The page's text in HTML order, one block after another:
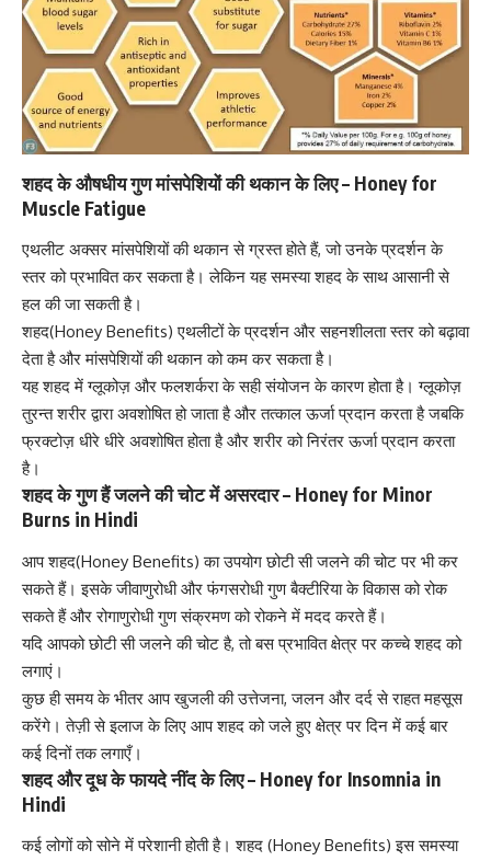
शहद के औषधीय गुण मांसपेशियों की थकान के लिए – Honey for
Muscle Fatigue
एथलीट अक्सर मांसपेशियों की थकान से ग्रस्त होते हैं, जो उनके प्रदर्शन के
स्तर को प्रभावित कर सकता है। लेकिन यह समस्या शहद के साथ आसानी से
हल की जा सकती है।
शहद(Honey Benefits) एथलीटों के प्रदर्शन और सहनशीलता स्तर को बढ़ावा
देता है और मांसपेशियों की थकान को कम कर सकता है।
यह शहद मेंग्लूकोज़ और फलशर्करा के सही संयोजन के कारण होता है।ग्लूकोज़
तुरन्त शरीर द्वारा अवशोषित हो जाता है और तत्काल ऊर्जा प्रदान करता है जबकि
फ्रक्टोज़ धीरे धीरे अवशोषित होता है और शरीर को निरंतर ऊर्जा प्रदान करता
है।
शहद के गुण हैं जलने की चोट में असरदार – Honey for Minor
Burns in Hindi
आप शहद(Honey Benefits) का उपयोग छोटी सी जलने की चोट पर भी कर
सकते हैं। इसके जीवाणुरोधी और फंगसरोधी गुणबैक्टीरियाके विकास को रोक
सकते हैं और रोगाणुरोधी गुण संक्रमण को रोकने में मदद करते हैं।
यदि आपको छोटी सी जलने की चोट है, तो बस प्रभावित क्षेत्र पर कच्चे शहद को
लगाएं।
कुछ ही समय के भीतर आप खुजली की उत्तेजना, जलन और दर्द से राहत महसूस
करेंगे। तेज़ी से इलाज के लिए आप शहद को जले हुए क्षेत्र पर दिन में कई बार
कई दिनों तक लगाएँ।
शहद और दूध के फायदे नींद के लिए – Honey for Insomnia in
Hindi
कई लोगों को सोने में परेशानी होती है। शहद (Honey Benefits) इस समस्या